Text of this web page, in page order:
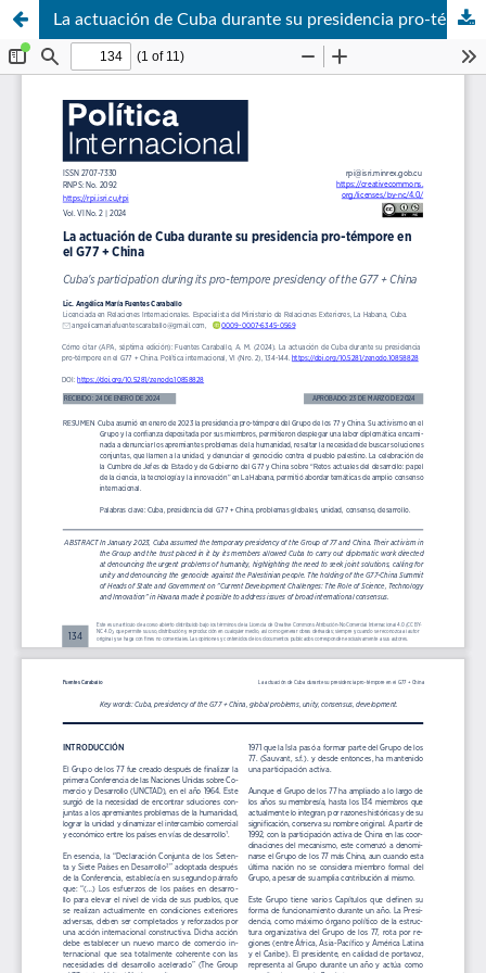
La actuación de Cuba durante su presidencia pro-témpore en el G77 + China